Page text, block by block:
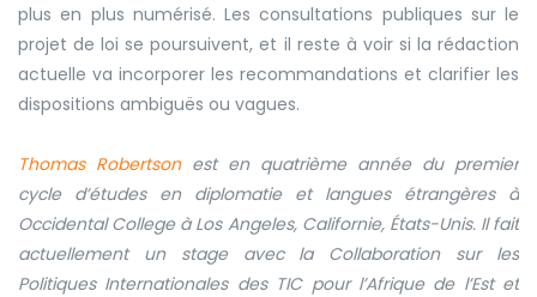
plus en plus numérisé. Les consultations publiques sur le
projet de loi se poursuivent, et il reste à voir si la rédaction
actuelle va incorporer les recommandations et clarifier les
dispositions ambiguës ou vagues.
Thomas Robertsonest en quatrième année du premier
cycle d’études en diplomatie et langues étrangères à
Occidental College à Los Angeles, Californie, États-Unis. Il fait
actuellement un stage avec la Collaboration sur les
Politiques Internationales des TIC pour l’Afrique de l’Est et